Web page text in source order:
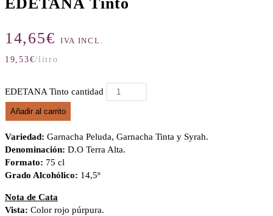
14,65€ IVA INCL.
19,53€/litro
EDETANA Tinto cantidad
Añadir al carrito
Variedad: Garnacha Peluda, Garnacha Tinta y Syrah.
Denominación: D.O Terra Alta.
Formato: 75 cl
Grado Alcohólico: 14,5º
Nota de Cata
Vista: Color rojo púrpura.